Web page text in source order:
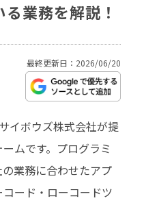
業務を解説！
最終更新日：2026/06/20
イボウズ株式会社が提
ムです。プログラミ
業務に合わせたアプ
ード・ローコードツ